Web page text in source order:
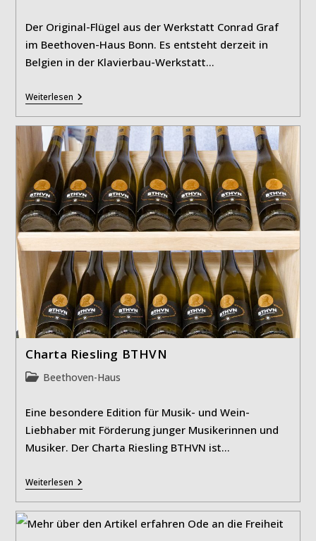
Der Original-Flügel aus der Werkstatt Conrad Graf
im Beethoven-Haus Bonn. Es entsteht derzeit in
Belgien in der Klavierbau-Werkstatt…
WeiterlesenRekonstruktion
Von
Beethovens
Letztem
Flügel
Charta Riesling BTHVN
Beitrags-
Beethoven-Haus
Eine besondere Edition für Musik- und Wein-
Liebhaber mit Förderung junger Musikerinnen und
Musiker. Der Charta Riesling BTHVN ist…
WeiterlesenCharta
Riesling
BTHVN